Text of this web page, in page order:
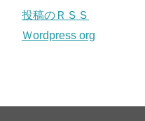
投稿のＲＳＳ
Ｗordpress org